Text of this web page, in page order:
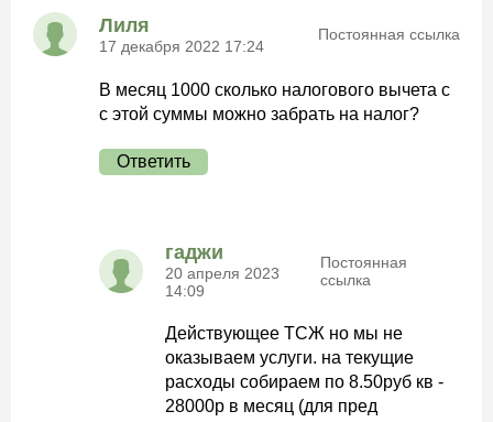
Лиля
17 декабря 2022 17:24
Постоянная ссылка
В месяц 1000 сколько налогового вычета с
с этой суммы можно забрать на налог?
Ответить
гаджи
20 апреля 2023
14:09
Постоянная
ссылка
Действующее ТСЖ но мы не
оказываем услуги. на текущие
расходы собираем по 8.50руб кв -
28000р в месяц (для пред